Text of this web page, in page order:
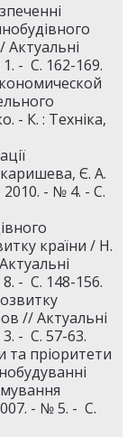
Актуальні
- С. 162-169.
- К. : Техніка,
Є. А.
2010. - № 4. - С.
країни / Н.
- С. 148-156.
// Актуальні
- С. 57-63.
пріоритети
- № 5. - С.